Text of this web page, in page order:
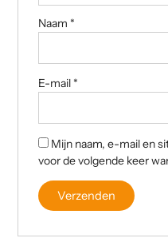
Naam *
E-mail *
Mijn naam, e-mail en
voor de volgende keer